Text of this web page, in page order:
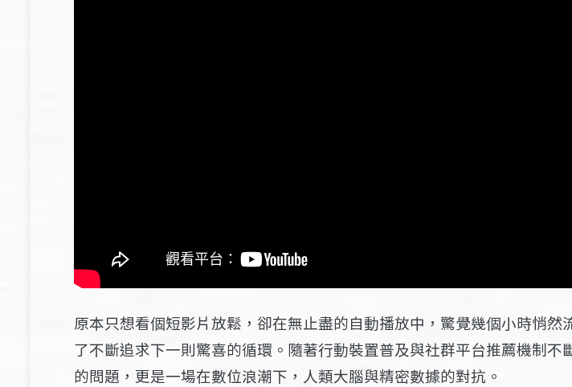
原本只想看個短影片放鬆，卻在無止盡的自動播放中，驚覺幾個小時悄
了不斷追求下一則驚喜的循環。隨著行動裝置普及與社群平台推薦機制
的問題，更是一場在數位浪潮下，人類大腦與精密數據的對抗。